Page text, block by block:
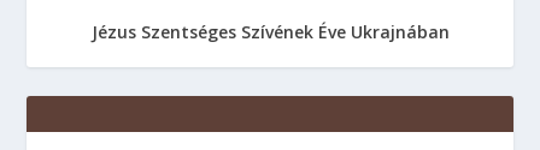
Jézus Szentséges Szívének Éve Ukrajnában